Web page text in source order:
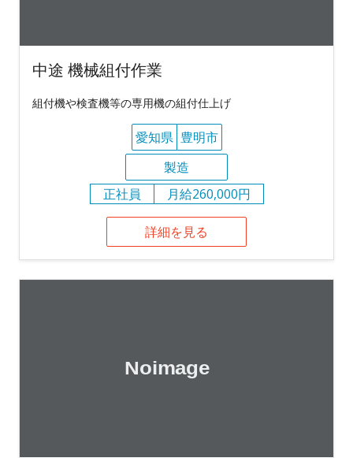
中途 機械組付作業
組付機や検査機等の専用機の組付仕上げ
愛知県 豊明市
製造
正社員
月給260,000円
詳細を見る